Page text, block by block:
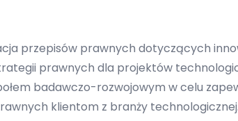
przepisów prawnych dotyczących
prawnych dla projektów
badawczo-rozwojowym w celu
klientom z branży technologicznej.